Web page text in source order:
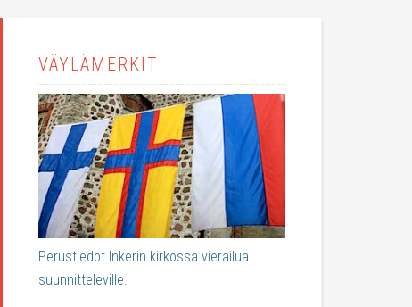
VÄYLÄMERKIT
Perustiedot Inkerin kirkossa vierailua
suunnitteleville.